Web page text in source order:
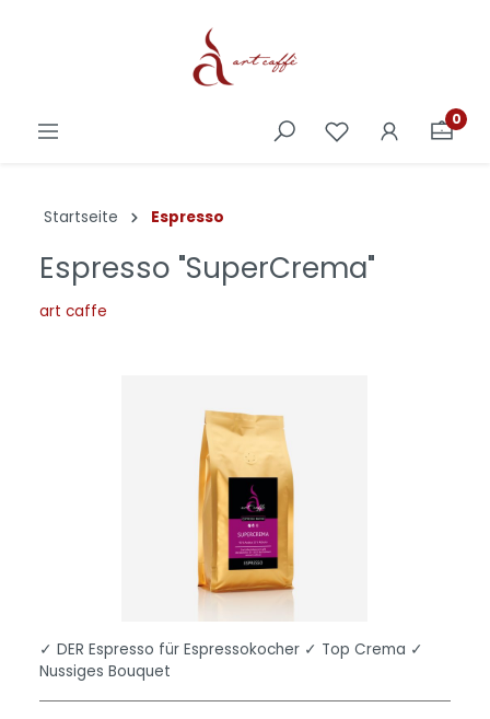
0
Startseite Espresso
Espresso "SuperCrema"
art caffe
✓ DER Espresso für Espressokocher ✓ Top Crema ✓
Nussiges Bouquet